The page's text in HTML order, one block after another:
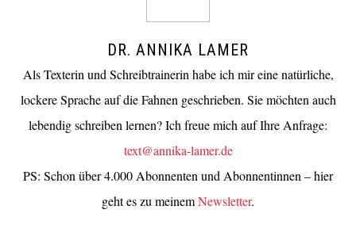
DR. ANNIKA LAMER
Als Texterin und Schreibtrainerin habe ich mir eine natürliche,
lockere Sprache auf die Fahnen geschrieben. Sie möchten auch
lebendig schreiben lernen? Ich freue mich auf Ihre Anfrage:
text@annika-lamer.de
PS: Schon über 4.000 Abonnenten und Abonnentinnen – hier
geht es zu meinemNewsletter.